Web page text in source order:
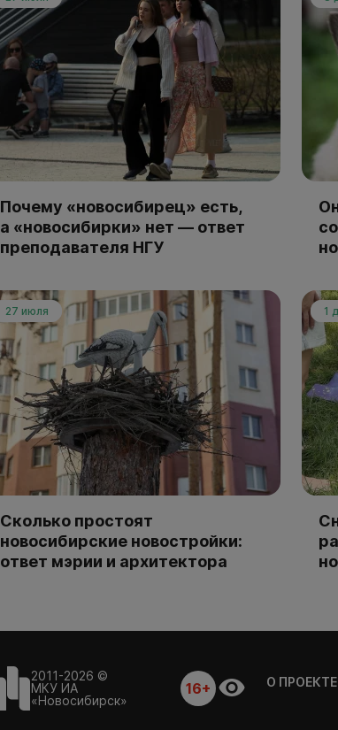
Почему «новосибирец» есть,
а «новосибирки» нет — ответ
преподавателя НГУ
27 июля
Сколько простоят
новосибирские новостройки:
ответ мэрии и архитектора
1
2011-2026 ©
МКУ ИА
«Новосибирск»
16+ О ПРОЕКТЕ